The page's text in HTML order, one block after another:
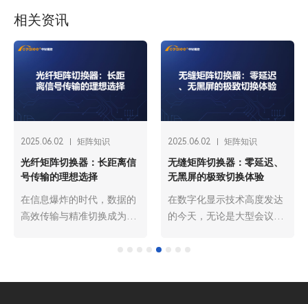
相关资讯
2025.06.02 矩阵知识
光纤矩阵切换器：长距离信
号传输的理想选择
在信息爆炸的时代，数据的
高效传输与精准切换成为各
再到安防监控系统的远程信
2025.06.02 矩阵知识
无缝矩阵切换器：零延迟、
无黑屏的极致切换体验
在数字化显示技术高度发达
的今天，无论是大型会议、
备在切换过程中常常出现延